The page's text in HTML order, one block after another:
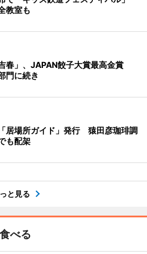
教室も
春」、JAPAN餃子大賞最高金賞
門に続き
居場所ガイド」発行 猿田彦珈琲調
も配架
と見る
食べる